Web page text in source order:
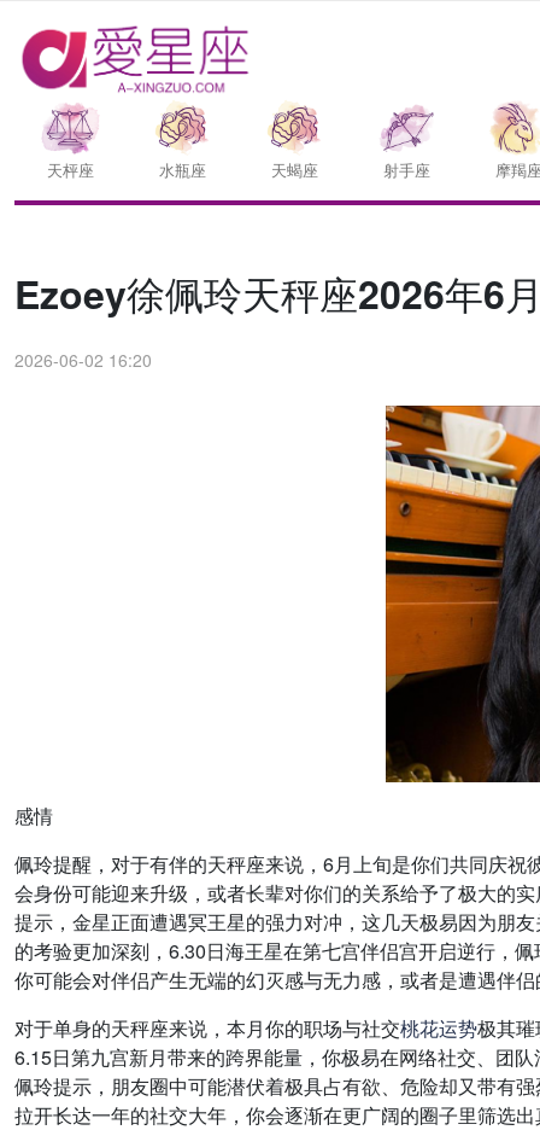
天枰座 水瓶座 天蝎座 射手座 摩羯
Ezoey徐佩玲天秤座2026年6
2026-06-02 16:20
感情
佩玲提醒，对于有伴的天秤座来说，6月上旬是你们共同庆
会身份可能迎来升级，或者长辈对你们的关系给予了极大的
提示，金星正面遭遇冥王星的强力对冲，这几天极易因为朋
的考验更加深刻，6.30日海王星在第七宫伴侣宫开启逆行，
你可能会对伴侣产生无端的幻灭感与无力感，或者是遭遇伴
对于单身的天秤座来说，本月你的职场与社交桃花运势极其
6.15日第九宫新月带来的跨界能量，你极易在网络社交、团
佩玲提示，朋友圈中可能潜伏着极具占有欲、危险却又带有
拉开长达一年的社交大年，你会逐渐在更广阔的圈子里筛选